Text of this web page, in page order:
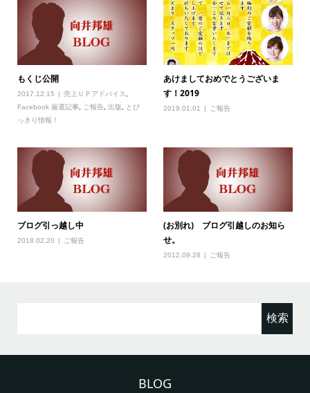
もくじ公開
2017.12.15 売上ＵＰアドバイス
Facebook 厳選記事, ご報告, 出版
とび
っきり情報！
あけましておめでとうございま
す！2019
2019.01.01 ご報告
ブログ引っ越し中
2018.02.20 ご報告
(お別れ) ブログ引越しのお知ら
せ。
2012.09.28 ご報告
BLOG